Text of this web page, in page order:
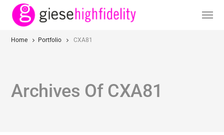
Home Portfolio CXA81
Archives Of CXA81